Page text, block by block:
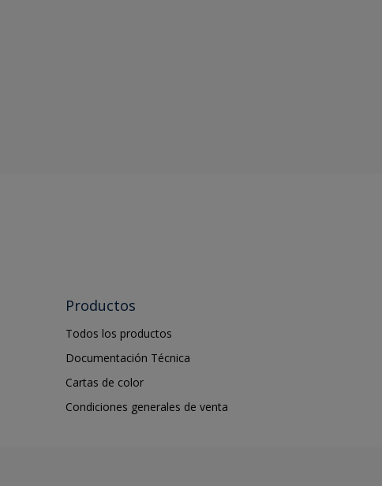
Productos
Todos los productos
Documentación Técnica
Cartas de color
Condiciones generales de venta